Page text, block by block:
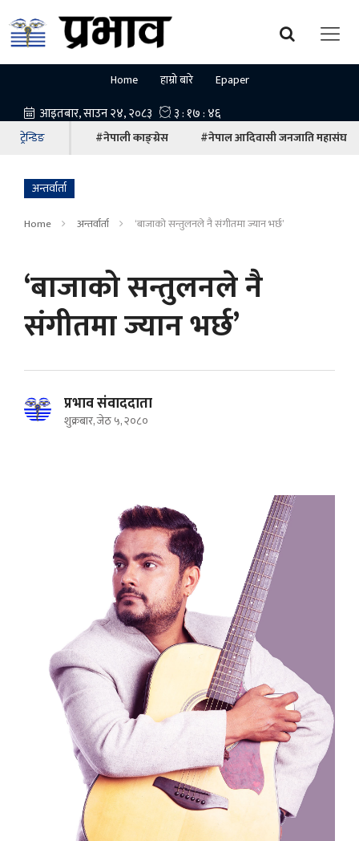
Home हाम्रो बारे Epaper
ट्रेन्डिङ #नेपाली काङ्ग्रेस #नेपाल आदिवासी जनजाति महासंघ
अन्तर्वार्ता
Home अन्तर्वार्ता ‘बाजाको सन्तुलनले नै संगीतमा ज्यान भर्छ’
‘बाजाको सन्तुलनले नै
संगीतमा ज्यान भर्छ’
प्रभाव संवाददाता
शुक्रबार, जेठ ५, २०८०